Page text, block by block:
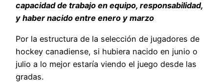
capacidad de trabajo en equipo, responsabilidad,
y haber nacido entre enero y marzo
Por la estructura de la selección de jugadores de
hockey canadiense, si hubiera nacido en junio o
julio a lo mejor estaría viendo el juego desde las
gradas.